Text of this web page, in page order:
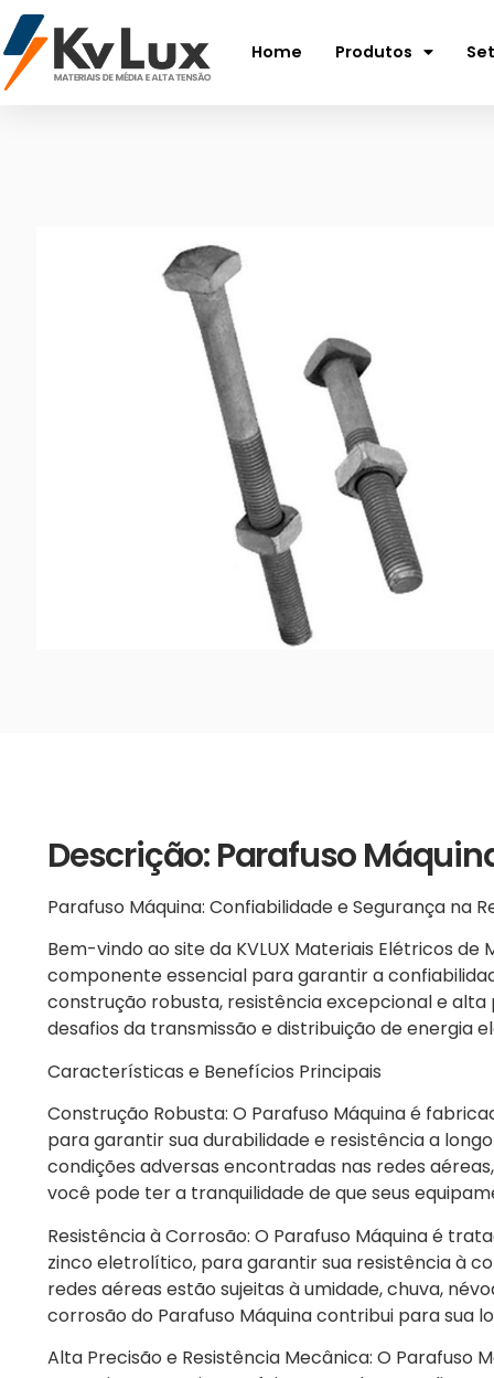
Home Produtos
Descrição: Parafuso
Parafuso Máquina: Confiabilidade e Segurança na
Bem-vindo ao site da KVLUX Materiais Elétricos
componente essencial para garantir a
construção robusta, resistência excepcional e
desafios da transmissão e distribuição de energia
Características e Benefícios Principais
Construção Robusta: O Parafuso Máquina é
para garantir sua durabilidade e resistência a
condições adversas encontradas nas redes
você pode ter a tranquilidade de que seus
Resistência à Corrosão: O Parafuso Máquina é
zinco eletrolítico, para garantir sua resistência à
redes aéreas estão sujeitas à umidade, chuva,
corrosão do Parafuso Máquina contribui para sua
Alta Precisão e Resistência Mecânica: O